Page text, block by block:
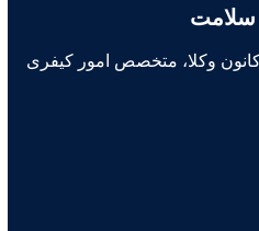
سلامت
وکلا، متخصص امور کیفری